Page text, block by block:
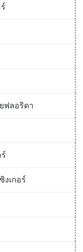
ฟลอริดา
งเกอร์